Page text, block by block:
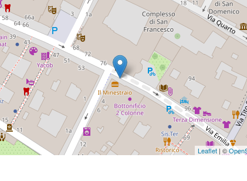
Leaflet| ©